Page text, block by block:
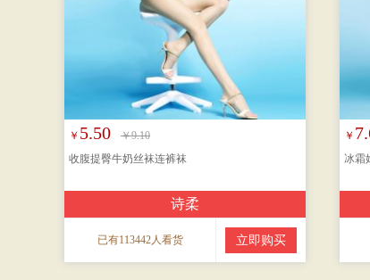
￥ 5.50
￥9.10
收腹提臀牛奶丝袜连裤袜
诗柔
已有113442人看货 立即购买
￥
冰霜